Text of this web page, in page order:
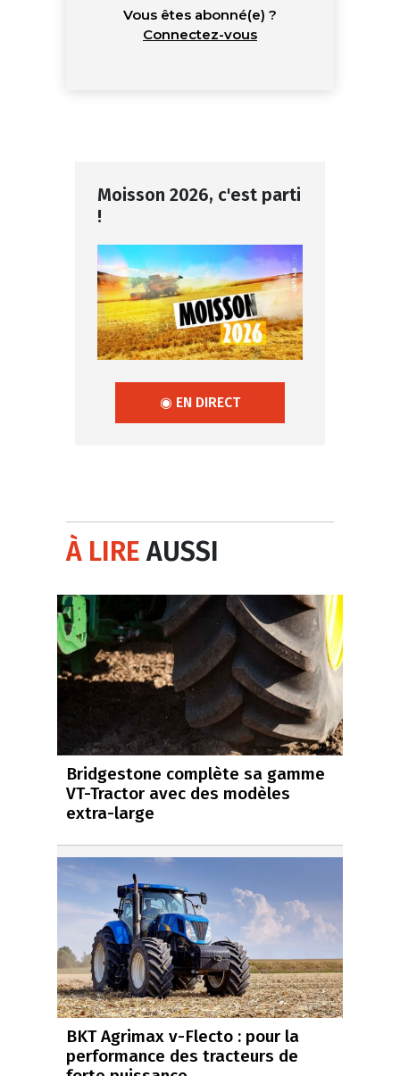
Vous êtes abonné(e) ?
Connectez-vous
Moisson 2026, c'est parti
!
◉ EN DIRECT
À LIREAUSSI
Bridgestone complète sa gamme
VT-Tractor avec des modèles
extra-large
BKT Agrimax v-Flecto : pour la
performance des tracteurs de